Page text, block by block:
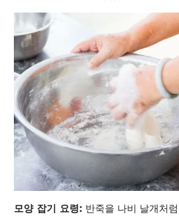
모양 잡기 요령: 반죽을 나비 날개처